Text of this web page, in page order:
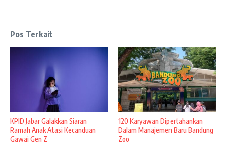
Pos Terkait
KPID Jabar Galakkan Siaran
Ramah Anak Atasi Kecanduan
Gawai Gen Z
120 Karyawan Dipertahankan
Dalam Manajemen Baru Bandung
Zoo